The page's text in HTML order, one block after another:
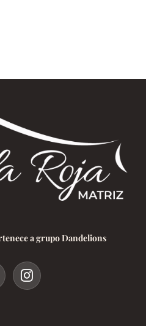
a grupo Dandelions